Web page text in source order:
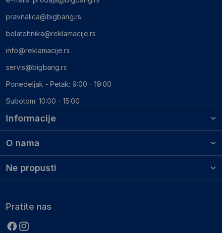
Informacije
O nama
Ne propusti
pravnalica@bigbang.rs
belatehnika@reklamacije.rs
info@reklamacije.rs
servis@bigbang.rs
Ponedeljak - Petak: 9:00 - 19:00
Subotom: 10:00 - 15:00
Pratite nas